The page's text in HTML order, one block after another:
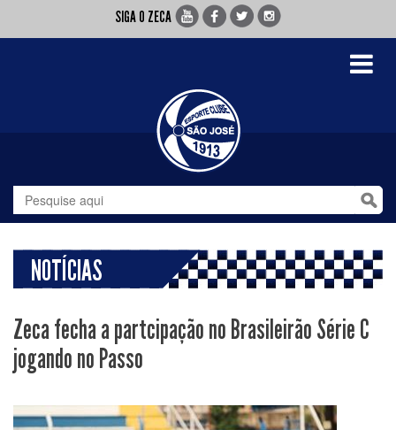
SIGA O ZECA
Toggle
NOTÍCIAS
Zeca fecha a partcipação no Brasileirão Série C
jogando no Passo